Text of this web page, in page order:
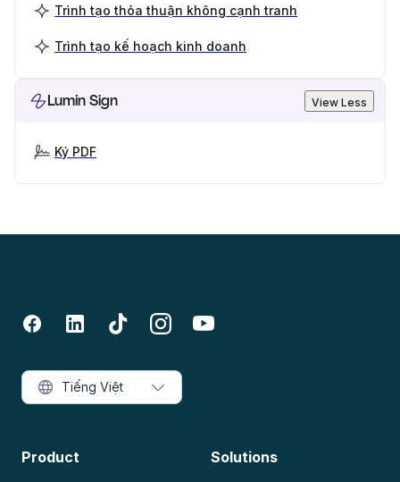
Trình tạo thỏa thuận không cạnh tranh
Trình tạo kế hoạch kinh doanh
Lumin Sign View Less
Ký PDF
Product Solutions
Tiếng Việt